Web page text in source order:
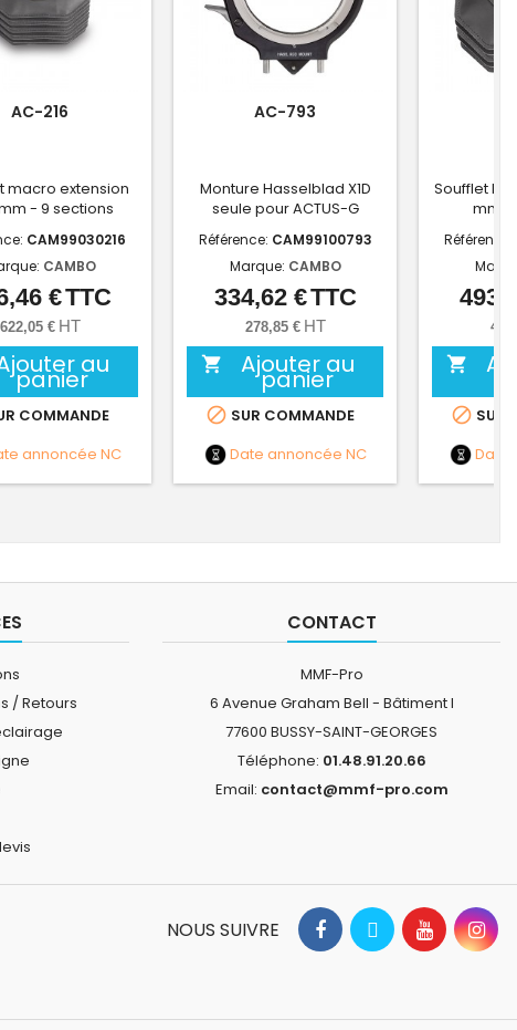
AC-216
macro extension
- 9 sections
CAM99030216
CAMBO
Prix
€TTC
622,05 € HT
au
panier
COMMANDE
annoncée NC
AC-793
Monture Hasselblad X1D
seule pour ACTUS-G
Référence: CAM99100793
Marque: CAMBO
Prix
334,62 €TTC
278,85 € HT
 Ajouter au
panier
 SUR COMMANDE
Date annoncée NC
Soufflet
mm -
Référence:

 SUR
Date
/ Retours
CONTACT
MMF-Pro
6 Avenue Graham Bell - Bâtiment I
77600 BUSSY-SAINT-GEORGES
Téléphone: 01.48.91.20.66
Email: contact@mmf-pro.com
NOUS SUIVRE